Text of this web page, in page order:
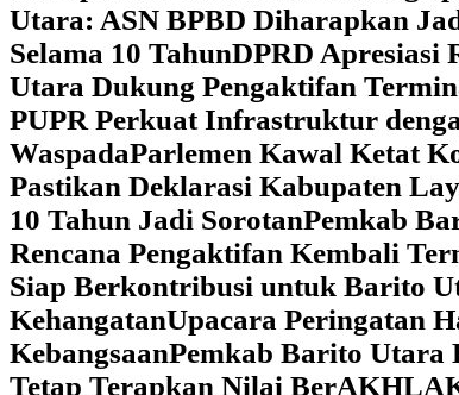
Utara: ASN BPBD Diharapkan
Selama 10 TahunDPRD Apresiasi
Utara Dukung Pengaktifan
PUPR Perkuat Infrastruktur
WaspadaParlemen Kawal Ketat
Pastikan Deklarasi Kabupaten
10 Tahun Jadi SorotanPemkab
Rencana Pengaktifan Kembali
Siap Berkontribusi untuk Barito
KehangatanUpacara Peringatan
KebangsaanPemkab Barito Utara
Tetap Terapkan Nilai